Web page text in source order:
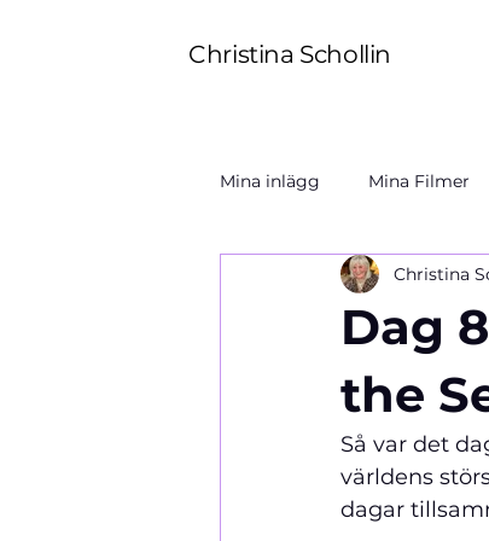
Christina Schollin
Mina inlägg Mina Filmer
Dag
the
Christina
Så var det
världens
dagar